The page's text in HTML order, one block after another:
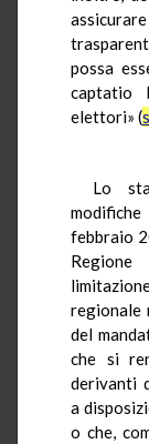
possa
captatio
elettori» (
Lo
febbraio
regionale
del
che si
derivanti
a
o che,